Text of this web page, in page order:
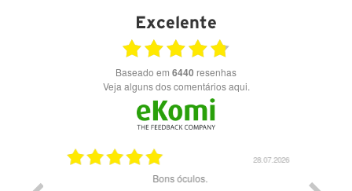
Excelente
Baseado em 6440 resenhas
Veja alguns dos comentários aqui.
28.07.2026
Bons óculos.